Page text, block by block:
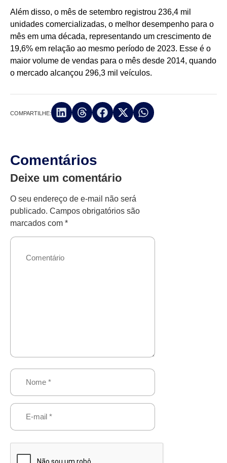
Além disso, o mês de setembro registrou 236,4 mil
unidades comercializadas, o melhor desempenho para o
mês em uma década, representando um crescimento de
19,6% em relação ao mesmo período de 2023. Esse é o
maior volume de vendas para o mês desde 2014, quando
o mercado alcançou 296,3 mil veículos.
COMPARTILHE:
Comentários
Deixe um comentário
O seu endereço de e-mail não será
publicado. Campos obrigatórios são
marcados com *